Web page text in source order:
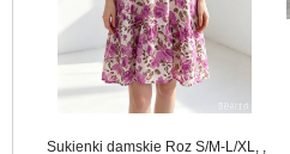
Sukienki damskie Roz S/M-L/XL, ,